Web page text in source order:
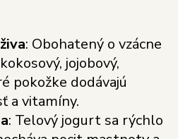
: Obohatený o vzácne
jojobový,
pokožke dodávajú
a vitamíny.
: Telový jogurt sa rýchlo